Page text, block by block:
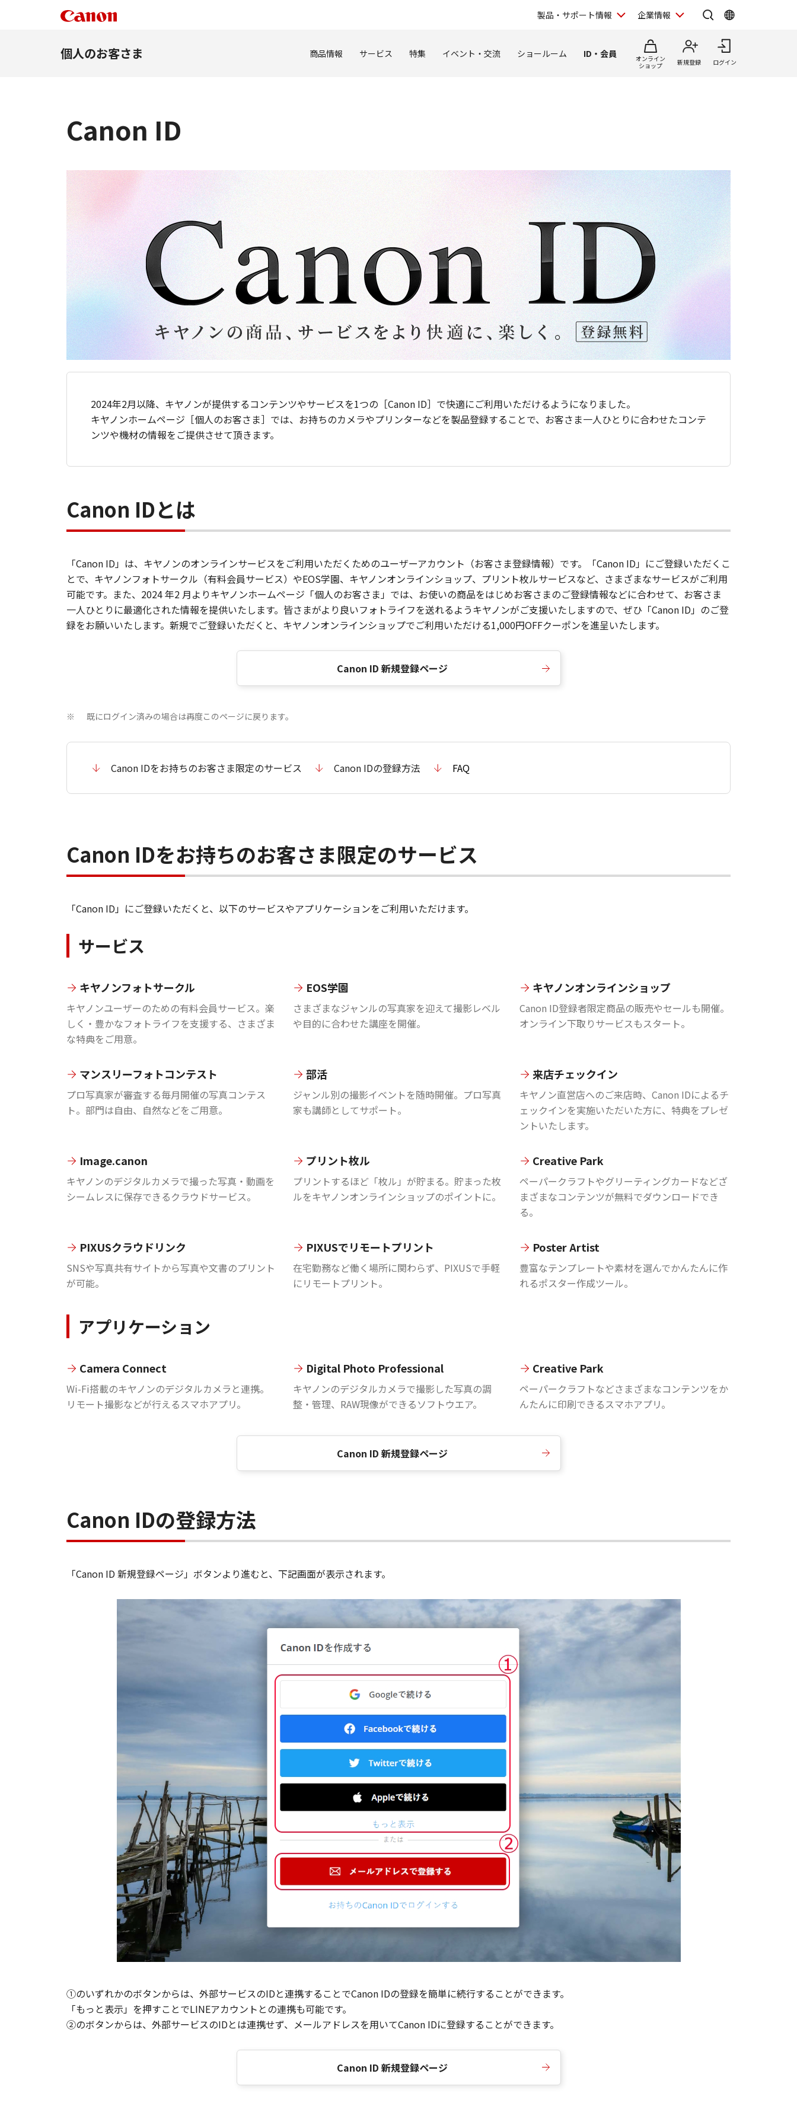
製品・サポート情報 企業情報
個人のお客さま 商品情報 サービス 特集 イベント・交流 ショールーム ID・会員
オンライン
ショップ
新規登録 ログイン
Canon ID
2024年2月以降、キヤノンが提供するコンテンツやサービスを1つの［Canon ID］で快適にご利用いただけるようになりました。
キヤノンホームページ［個人のお客さま］では、お持ちのカメラやプリンターなどを製品登録することで、お客さま一人ひとりに合わせたコンテ
ンツや機材の情報をご提供させて頂きます。
Canon IDとは
「Canon ID」は、キヤノンのオンラインサービスをご利用いただくためのユーザーアカウント（お客さま登録情報）です。「Canon ID」にご登録いただくこ
とで、キヤノンフォトサークル（有料会員サービス）やEOS学園、キヤノンオンラインショップ、プリント枚ルサービスなど、さまざまなサービスがご利用
可能です。また、2024 年2 月よりキヤノンホームページ「個人のお客さま」では、お使いの商品をはじめお客さまのご登録情報などに合わせて、お客さま
一人ひとりに最適化された情報を提供いたします。皆さまがより良いフォトライフを送れるようキヤノンがご支援いたしますので、ぜひ「Canon ID」のご登
録をお願いいたします。新規でご登録いただくと、キヤノンオンラインショップでご利用いただける1,000円OFFクーポンを進呈いたします。
Canon ID 新規登録ページ
※ 既にログイン済みの場合は再度このページに戻ります。
Canon IDをお持ちのお客さま限定のサービス Canon IDの登録方法 FAQ
Canon IDをお持ちのお客さま限定のサービス
「Canon ID」にご登録いただくと、以下のサービスやアプリケーションをご利用いただけます。
サービス
キヤノンフォトサークル
キヤノンユーザーのための有料会員サービス。楽
しく・豊かなフォトライフを支援する、さまざま
な特典をご用意。
EOS学園
さまざまなジャンルの写真家を迎えて撮影レベル
や目的に合わせた講座を開催。
キヤノンオンラインショップ
Canon ID登録者限定商品の販売やセールも開催。
オンライン下取りサービスもスタート。
マンスリーフォトコンテスト
プロ写真家が審査する毎月開催の写真コンテス
ト。部門は自由、自然などをご用意。
部活
ジャンル別の撮影イベントを随時開催。プロ写真
家も講師としてサポート。
来店チェックイン
キヤノン直営店へのご来店時、Canon IDによるチ
ェックインを実施いただいた方に、特典をプレゼ
ントいたします。
Image.canon
キヤノンのデジタルカメラで撮った写真・動画を
シームレスに保存できるクラウドサービス。
プリント枚ル
プリントするほど「枚ル」が貯まる。貯まった枚
ルをキヤノンオンラインショップのポイントに。
Creative Park
ペーパークラフトやグリーティングカードなどざ
まざまなコンテンツが無料でダウンロードでき
る。
PIXUSクラウドリンク
SNSや写真共有サイトから写真や文書のプリント
が可能。
PIXUSでリモートプリント
在宅勤務など働く場所に関わらず、PIXUSで手軽
にリモートプリント。
Poster Artist
豊富なテンプレートや素材を選んでかんたんに作
れるポスター作成ツール。
アプリケーション
Camera Connect
Wi-Fi搭載のキヤノンのデジタルカメラと連携。
リモート撮影などが行えるスマホアプリ。
Digital Photo Professional
キヤノンのデジタルカメラで撮影した写真の調
整・管理、RAW現像ができるソフトウエア。
Creative Park
ペーパークラフトなどさまざまなコンテンツをか
んたんに印刷できるスマホアプリ。
Canon ID 新規登録ページ
Canon IDの登録方法
「Canon ID 新規登録ページ」ボタンより進むと、下記画面が表示されます。
①のいずれかのボタンからは、外部サービスのIDと連携することでCanon IDの登録を簡単に続行することができます。
「もっと表示」を押すことでLINEアカウントとの連携も可能です。
②のボタンからは、外部サービスのIDとは連携せず、メールアドレスを用いてCanon IDに登録することができます。
Canon ID 新規登録ページ